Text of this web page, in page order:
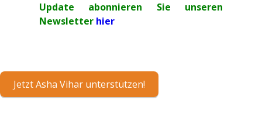
Update abonnieren Sie unseren
Newsletter hier
Jetzt Asha Vihar unterstützen!